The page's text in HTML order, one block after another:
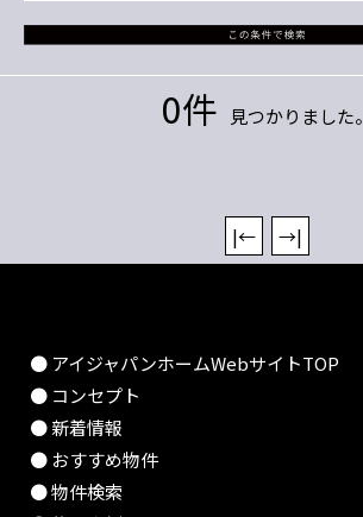
0件 見つかりました。
|←
→|
● アイジャパンホームWebサイトTOP
● コンセプト
● 新着情報
● おすすめ物件
● 物件検索